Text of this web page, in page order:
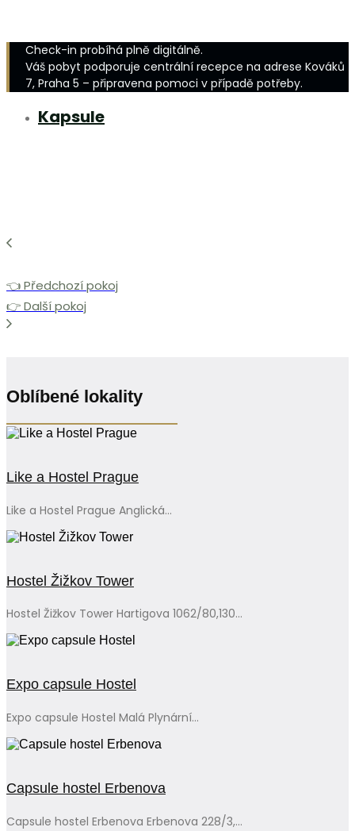
Check-in probíhá plně digitálně.
Váš pobyt podporuje centrální recepce na adrese Kováků
7, Praha 5 – připravena pomoci v případě potřeby.
Kapsule
👈 Předchozí pokoj
👉 Další pokoj
Oblíbené lokality
Like a Hostel Prague
Like a Hostel Prague Anglická...
Hostel Žižkov Tower
Hostel Žižkov Tower Hartigova 1062/80,130...
Expo capsule Hostel
Expo capsule Hostel Malá Plynární...
Capsule hostel Erbenova
Capsule hostel Erbenova Erbenova 228/3,...